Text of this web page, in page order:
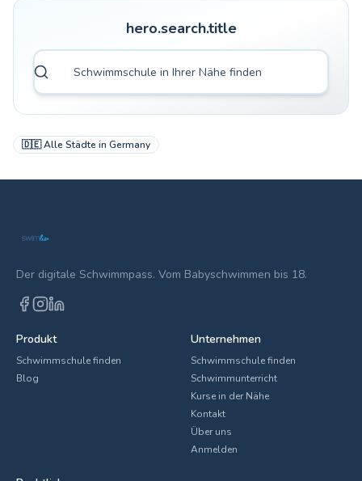
hero.search.title
🇩🇪Alle Städte in Germany
Der digitale Schwimmpass. Vom Babyschwimmen bis 18.
Produkt
Schwimmschule finden
Blog
Unternehmen
Schwimmschule finden
Schwimmunterricht
Kurse in der Nähe
Kontakt
Über uns
Anmelden